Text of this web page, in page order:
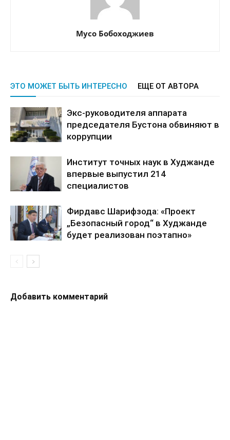
Мусо Бобоходжиев
ЭТО МОЖЕТ БЫТЬ ИНТЕРЕСНО ЕЩЕ ОТ АВТОРА
Экс-руководителя аппарата
председателя Бустона обвиняют в
коррупции
Институт точных наук в Худжанде
впервые выпустил 214
специалистов
Фирдавс Шарифзода: «Проект
„Безопасный город“ в Худжанде
будет реализован поэтапно»
Добавить комментарий